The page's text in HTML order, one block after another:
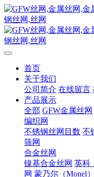
首页
关于我们
公司简介 在线留言
产品展示
全部 GFW金属丝网
编织网
不锈钢丝网目数 不
筛网
合金丝网
镍基合金丝网 英科
网 蒙乃尔（Monel